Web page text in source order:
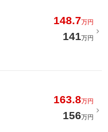
り依頼（無料）
148.7万円
141万円
163.8万円
156万円